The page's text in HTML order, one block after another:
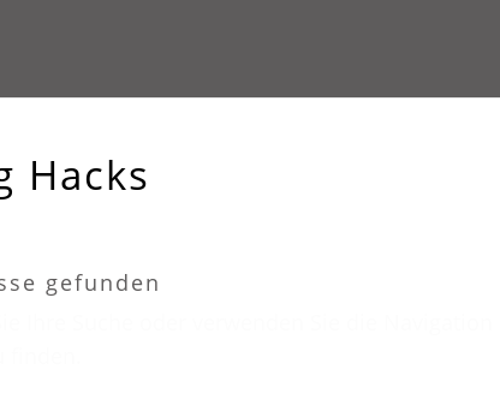
Hacks
gefunden